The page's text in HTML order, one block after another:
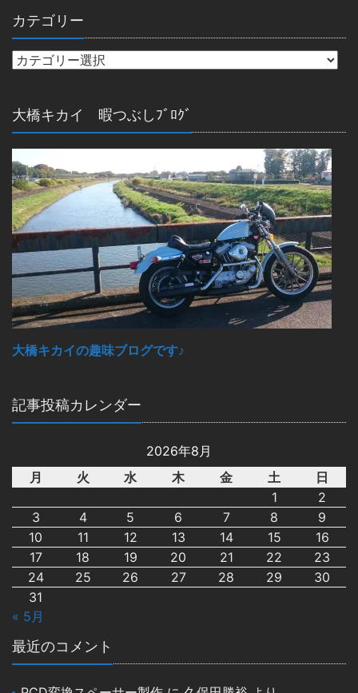
カテゴリー
大橋キカイ 暇つぶしﾌﾞﾛｸﾞ
大橋キカイの趣味ブログです♪
記事投稿カレンダー
2026年8月
月
火 水 木 金 土
日
1
2
3
4 5 6 7 8
9
10
11 12 13 14 15
16
17
18 19 20 21 22
23
24
25 26 27 28 29
30
31
« 5月
最近のコメント